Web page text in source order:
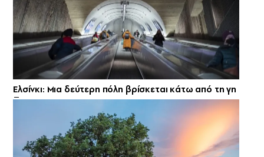
Ελσίνκι: Mια δεύτερη πόλη βρίσκεται κάτω από τη γη